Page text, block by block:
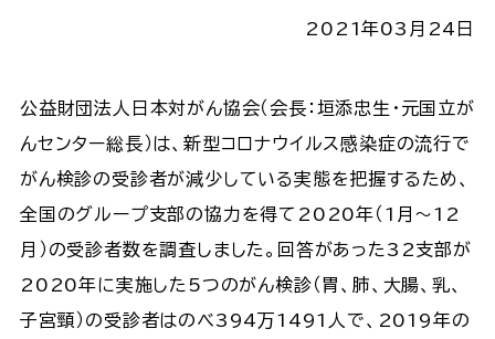
2021年03月24日
公益財団法人日本対がん協会（会長：垣添忠生・元国立が
んセンター総長）は、新型コロナウイルス感染症の流行で
がん検診の受診者が減少している実態を把握するため、
全国のグループ支部の協力を得て2020年（1月～12
月）の受診者数を調査しました。回答があった32支部が
2020年に実施した5つのがん検診（胃、肺、大腸、乳、
子宮頸）の受診者はのべ394万1491人で、2019年の